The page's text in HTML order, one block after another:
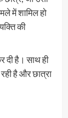
में शामिल हो
की
दी है। साथ ही
है और छात्रा